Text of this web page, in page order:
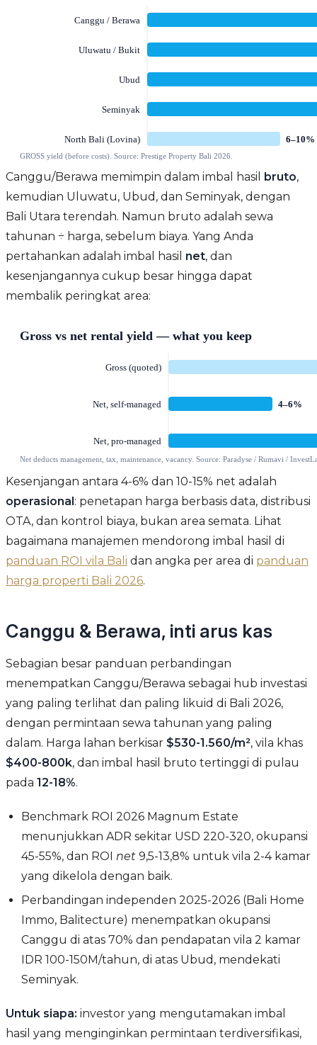
Canggu/Berawa memimpin dalam imbal hasil bruto,
kemudian Uluwatu, Ubud, dan Seminyak, dengan
Bali Utara terendah. Namun bruto adalah sewa
tahunan ÷ harga, sebelum biaya. Yang Anda
pertahankan adalah imbal hasil net, dan
kesenjangannya cukup besar hingga dapat
membalik peringkat area:
Kesenjangan antara 4-6% dan 10-15% net adalah
operasional: penetapan harga berbasis data, distribusi
OTA, dan kontrol biaya, bukan area semata. Lihat
bagaimana manajemen mendorong imbal hasil di
panduan ROI vila Bali dan angka per area di panduan
harga properti Bali 2026.
Canggu & Berawa, inti arus kas
Sebagian besar panduan perbandingan
menempatkan Canggu/Berawa sebagai hub investasi
yang paling terlihat dan paling likuid di Bali 2026,
dengan permintaan sewa tahunan yang paling
dalam. Harga lahan berkisar $530-1.560/m², vila khas
$400-800k, dan imbal hasil bruto tertinggi di pulau
pada 12-18%.
Benchmark ROI 2026 Magnum Estate
menunjukkan ADR sekitar USD 220-320, okupansi
45-55%, dan ROInet 9,5-13,8% untuk vila 2-4 kamar
yang dikelola dengan baik.
Perbandingan independen 2025-2026 (Bali Home
Immo, Balitecture) menempatkan okupansi
Canggu di atas 70% dan pendapatan vila 2 kamar
IDR 100-150M/tahun, di atas Ubud, mendekati
Seminyak.
Untuk siapa: investor yang mengutamakan imbal
hasil yang menginginkan permintaan terdiversifikasi,